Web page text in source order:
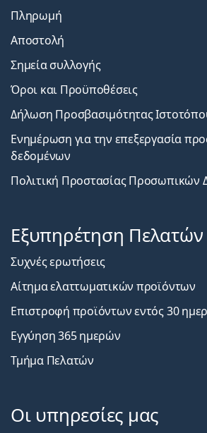
Πληρωμή
Αποστολή
Σημεία συλλογής
Όροι και Προϋποθέσεις
Δήλωση Προσβασιμότητας
Ενημέρωση για την επεξεργασία
δεδομένων
Πολιτική Προστασίας Προσωπικών
Εξυπηρέτηση Πελατών
Συχνές ερωτήσεις
Αίτημα ελαττωματικών προϊόντων
Επιστροφή προϊόντων εντός 30
Εγγύηση 365 ημερών
Τμήμα Πελατών
Οι υπηρεσίες μας